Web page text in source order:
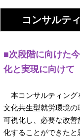
コンサルテ
■次段階に向けた
化と実現に向けて
本コンサルティング
文化共生型就労環境の
可視化し、必要な改善
化することができたと